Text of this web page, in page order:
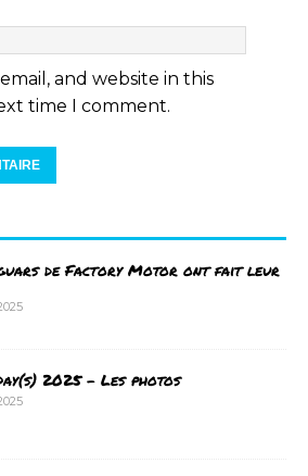
and website in this
time I comment.
de Factory Motor ont fait leur
2025 – Les photos